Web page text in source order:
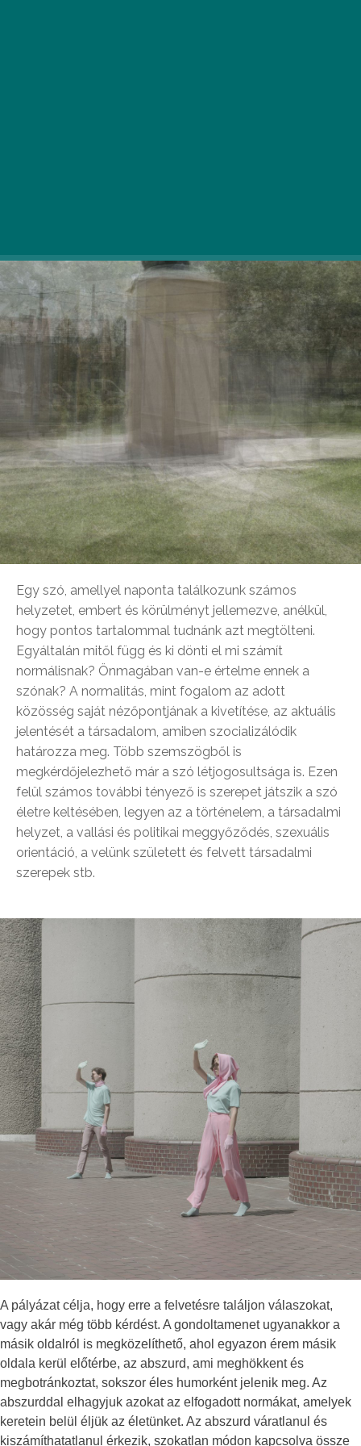
Egy szó, amellyel naponta találkozunk számos
helyzetet, embert és körülményt jellemezve, anélkül,
hogy pontos tartalommal tudnánk azt megtölteni.
Egyáltalán mitől függ és ki dönti el mi számít
normálisnak? Önmagában van-e értelme ennek a
szónak? A normalitás, mint fogalom az adott
közösség saját nézőpontjának a kivetítése, az aktuális
jelentését a társadalom, amiben szocializálódik
határozza meg. Több szemszögből is
megkérdőjelezhető már a szó létjogosultsága is. Ezen
felül számos további tényező is szerepet játszik a szó
életre keltésében, legyen az a történelem, a társadalmi
helyzet, a vallási és politikai meggyőződés, szexuális
orientáció, a velünk született és felvett társadalmi
szerepek stb.
A pályázat célja, hogy erre a felvetésre találjon válaszokat,
vagy akár még több kérdést. A gondoltamenet ugyanakkor a
másik oldalról is megközelíthető, ahol egyazon érem másik
oldala kerül előtérbe, az abszurd, ami meghökkent és
megbotránkoztat, sokszor éles humorként jelenik meg. Az
abszurddal elhagyjuk azokat az elfogadott normákat, amelyek
keretein belül éljük az életünket. Az abszurd váratlanul és
kiszámíthatatlanul érkezik, szokatlan módon kapcsolva össze